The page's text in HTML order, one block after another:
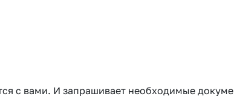
с вами. И запрашивает необходимые